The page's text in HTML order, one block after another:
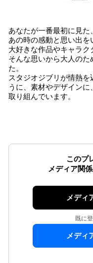
あなたが一番最初に見た
あの時の感動と思い出を
大好きな作品やキャラク
そんな思いから大人の
た。
スタジオジブリが情熱
うに、素材やデザイン
取り組んでいます。
このプ
メディア関
メディ
既に
メディ